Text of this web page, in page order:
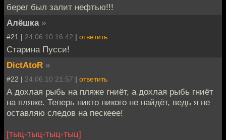
берег был залит нефтью!!!
Алёшка »
#21 | 24.06.10 16:42 | ответить
Старина Пусси!
DictAtoR »
#22 | 24.06.10 21:57 | ответить
А дохлая рыбь на пляже гниёт, а дохлая рыбь гниёт
на пляже. Теперь никто никого не найдёт, ведь я не
оставляю следов на пескеее!
[тыц-тыц-тыц-тыц]